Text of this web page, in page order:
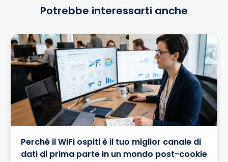
Potrebbe interessarti anche
Perché il WiFi ospiti è il tuo miglior canale di
dati di prima parte in un mondo post-cookie